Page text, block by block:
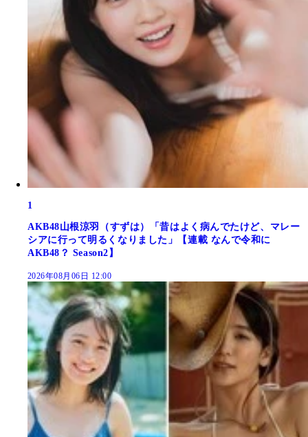
1
AKB48山根涼羽（すずは）「昔はよく病んでたけど、マレー
シアに行って明るくなりました」【連載 なんで令和に
AKB48？ Season2】
2026年08月06日 12:00